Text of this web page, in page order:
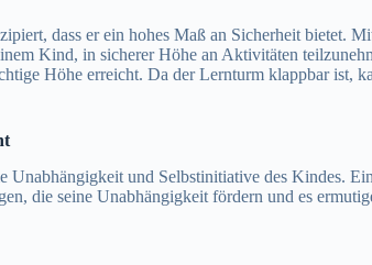
dass er ein hohes Maß an Sicherheit bietet.
Kind, in sicherer Höhe an Aktivitäten
Höhe erreicht. Da der Lernturm klappbar ist,
Unabhängigkeit und Selbstinitiative des Kindes.
die seine Unabhängigkeit fördern und es